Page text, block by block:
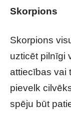
Skorpions
Skorpions
uzticēt pilnīgi
attiecības vai
pievelk
spēju būt